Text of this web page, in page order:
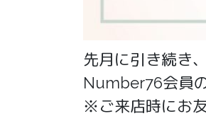
先月に引き続き
Number76会員
※ご来店時にお